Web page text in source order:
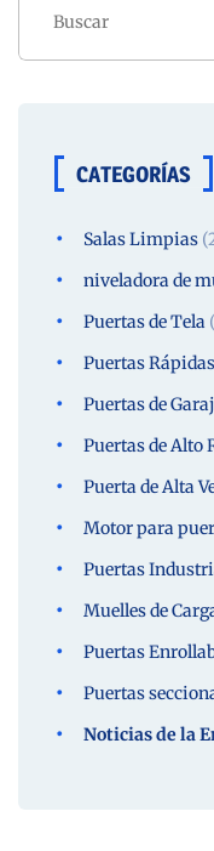
CATEGORÍAS
Salas Limpias
niveladora de
Puertas de Tela
Puertas
Puertas de
Puertas de Alto
Puerta de Alta
Motor para
Puertas
Muelles de
Puertas
Puertas
Noticias de la